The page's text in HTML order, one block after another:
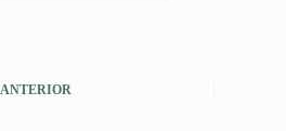
ANTERIOR